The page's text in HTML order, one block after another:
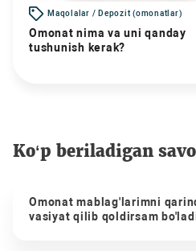
Maqolalar / Depozit (omonatlar)
Omonat nima va uni qanday
tushunish kerak?
Ko‘p beriladigan
Omonat mablag'larimni
vasiyat qilib qoldirsam